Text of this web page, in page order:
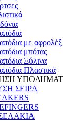
με αφρολέξ
μπότας
Ξύλινα
Πλαστικά
ΣΕΙΡΑ